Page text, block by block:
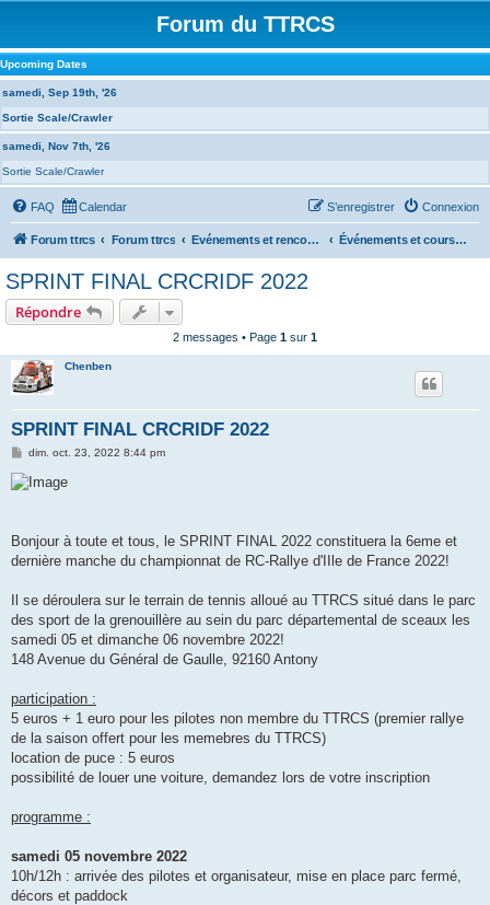
Forum du TTRCS
Upcoming Dates
samedi, Sep 19th, '26
Sortie Scale/Crawler
samedi, Nov 7th, '26
Sortie Scale/Crawler
FAQ Calendar Connexion
S’enregistrer
Forum ttrcs Forum ttrcs Evénements et rencontres Événements et courses à la GRENOUILLERE
SPRINT FINAL CRCRIDF 2022
Répondre
2 messages • Page 1 sur 1
Chenben
SPRINT FINAL CRCRIDF 2022
M
s
s
dim. oct. 23, 2022 8:44 pm
Bonjour à toute et tous, le SPRINT FINAL 2022 constituera la 6eme et
dernière manche du championnat de RC-Rallye d'IIle de France 2022!
Il se déroulera sur le terrain de tennis alloué au TTRCS situé dans le parc
des sport de la grenouillère au sein du parc départemental de sceaux les
samedi 05 et dimanche 06 novembre 2022!
148 Avenue du Général de Gaulle, 92160 Antony
participation :
5 euros + 1 euro pour les pilotes non membre du TTRCS (premier rallye
de la saison offert pour les memebres du TTRCS)
location de puce : 5 euros
possibilité de louer une voiture, demandez lors de votre inscription
programme :
samedi 05 novembre 2022
10h/12h : arrivée des pilotes et organisateur, mise en place parc fermé,
décors et paddock